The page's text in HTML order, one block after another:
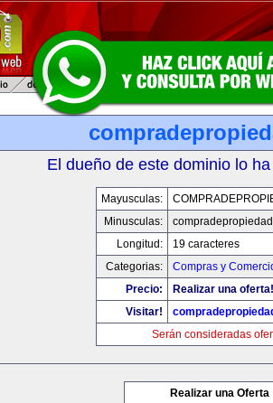
El dueño de este dominio lo
Mayusculas:
Minusculas:
Longitud:
19 caracteres
Categorias:
Compras y
Precio:
Realizar una oferta!
Visitar!
Serán consideradas
Realizar una Oferta